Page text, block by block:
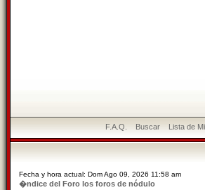
F.A.Q. Buscar Lista de
Fecha y hora actual: Dom Ago 09, 2026 11:58 am
�ndice del Foro los foros de nódulo